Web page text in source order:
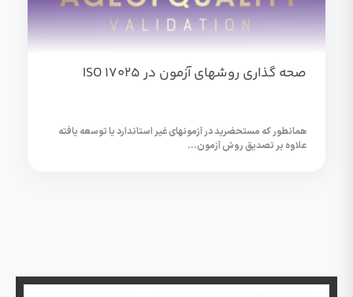
صحه گذاری روشهای آزمون در ISO 17025
همانطور که مستحضرید در آزمونهای غیر استاندارد یا توسعه یافته
علاوه بر تصدیق روش آزمون...